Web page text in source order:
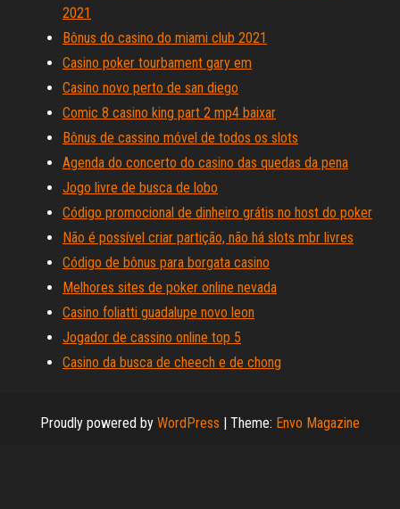
2021
Bônus do casino do miami club 2021
Casino poker tourbament gary em
Casino novo perto de san diego
Comic 8 casino king part 2 mp4 baixar
Bônus de cassino móvel de todos os slots
Agenda do concerto do casino das quedas da pena
Jogo livre de busca de lobo
Código promocional de dinheiro grátis no host do poker
Não é possível criar partição, não há slots mbr livres
Código de bônus para borgata casino
Melhores sites de poker online nevada
Casino foliatti guadalupe novo leon
Jogador de cassino online top 5
Casino da busca de cheech e de chong
Proudly powered by WordPress | Theme: Envo Magazine